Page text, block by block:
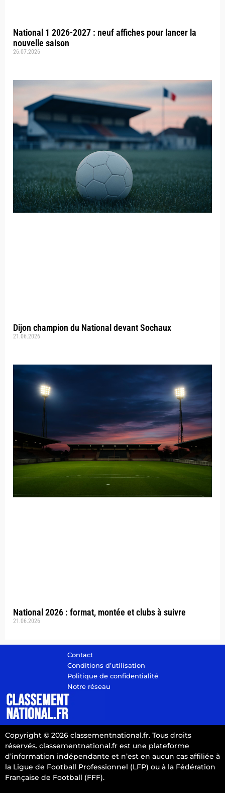
National 1 2026-2027 : neuf affiches pour lancer la
nouvelle saison
26.07.2026
Dijon champion du National devant Sochaux
21.06.2026
National 2026 : format, montée et clubs à suivre
21.06.2026
Contact
Conditions d’utilisation
Politique de confidentialité
Notre réseau
Copyright © 2026 classementnational.fr. Tous droits
réservés. classementnational.fr est une plateforme
d’information indépendante et n’est en aucun cas affiliée à
la Ligue de Football Professionnel (LFP) ou à la Fédération
Française de Football (FFF).